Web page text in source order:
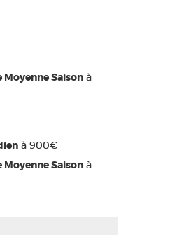
Saison à
à 900€
Saison à